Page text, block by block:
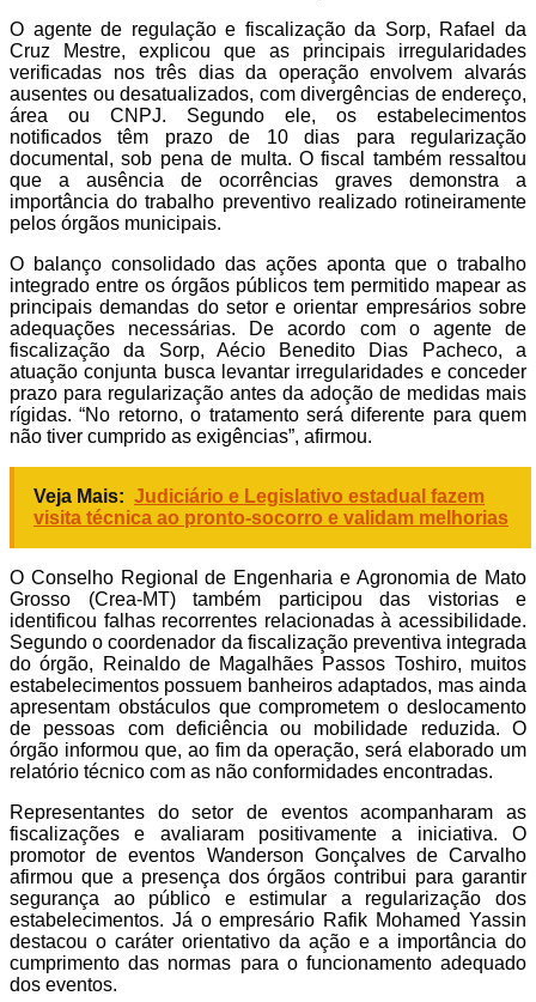
O agente de regulação e fiscalização da Sorp, Rafael da
Cruz Mestre, explicou que as principais irregularidades
verificadas nos três dias da operação envolvem alvarás
ausentes ou desatualizados, com divergências de endereço,
área ou CNPJ. Segundo ele, os estabelecimentos
notificados têm prazo de 10 dias para regularização
documental, sob pena de multa. O fiscal também ressaltou
que a ausência de ocorrências graves demonstra a
importância do trabalho preventivo realizado rotineiramente
pelos órgãos municipais.
O balanço consolidado das ações aponta que o trabalho
integrado entre os órgãos públicos tem permitido mapear as
principais demandas do setor e orientar empresários sobre
adequações necessárias. De acordo com o agente de
fiscalização da Sorp, Aécio Benedito Dias Pacheco, a
atuação conjunta busca levantar irregularidades e conceder
prazo para regularização antes da adoção de medidas mais
rígidas. “No retorno, o tratamento será diferente para quem
não tiver cumprido as exigências”, afirmou.
Veja Mais: Judiciário e Legislativo estadual fazem
visita técnica ao pronto-socorro e validam melhorias
O Conselho Regional de Engenharia e Agronomia de Mato
Grosso (Crea-MT) também participou das vistorias e
identificou falhas recorrentes relacionadas à acessibilidade.
Segundo o coordenador da fiscalização preventiva integrada
do órgão, Reinaldo de Magalhães Passos Toshiro, muitos
estabelecimentos possuem banheiros adaptados, mas ainda
apresentam obstáculos que comprometem o deslocamento
de pessoas com deficiência ou mobilidade reduzida. O
órgão informou que, ao fim da operação, será elaborado um
relatório técnico com as não conformidades encontradas.
Representantes do setor de eventos acompanharam as
fiscalizações e avaliaram positivamente a iniciativa. O
promotor de eventos Wanderson Gonçalves de Carvalho
afirmou que a presença dos órgãos contribui para garantir
segurança ao público e estimular a regularização dos
estabelecimentos. Já o empresário Rafik Mohamed Yassin
destacou o caráter orientativo da ação e a importância do
cumprimento das normas para o funcionamento adequado
dos eventos.